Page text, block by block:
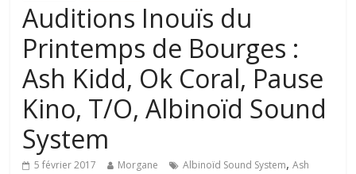
Auditions Inouïs du
Printemps de Bourges :
Ash Kidd, Ok Coral, Pause
Kino, T/O, Albinoïd Sound
System
5 février 2017 Morgane Albinoïd Sound System,Ash